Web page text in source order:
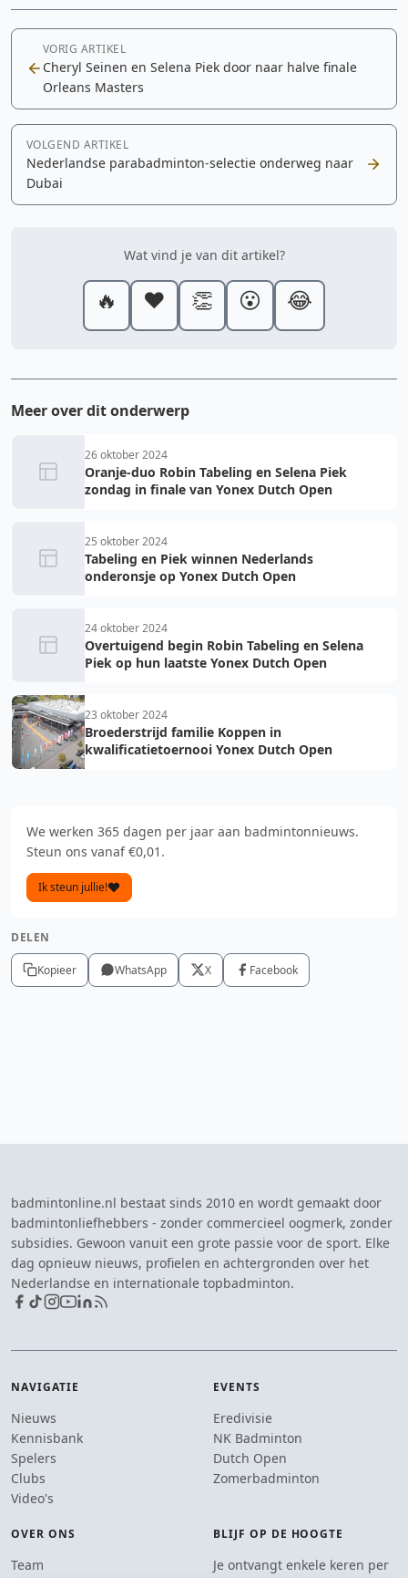
VORIG ARTIKEL
Cheryl Seinen en Selena Piek door naar halve finale
Orleans Masters
VOLGEND ARTIKEL
Nederlandse parabadminton-selectie onderweg naar
Dubai
Wat vind je van dit artikel?
🔥 ❤️ 👏 😮 😂
Meer over dit onderwerp
26 oktober 2024
Oranje-duo Robin Tabeling en Selena Piek
zondag in finale van Yonex Dutch Open
25 oktober 2024
Tabeling en Piek winnen Nederlands
onderonsje op Yonex Dutch Open
24 oktober 2024
Overtuigend begin Robin Tabeling en Selena
Piek op hun laatste Yonex Dutch Open
23 oktober 2024
Broederstrijd familie Koppen in
kwalificatietoernooi Yonex Dutch Open
We werken 365 dagen per jaar aan badmintonnieuws.
Steun ons vanaf €0,01.
Ik steun jullie!
DELEN
Kopieer WhatsApp X Facebook
badmintonline.nl bestaat sinds 2010 en wordt gemaakt door
badmintonliefhebbers - zonder commercieel oogmerk, zonder
subsidies. Gewoon vanuit een grote passie voor de sport. Elke
dag opnieuw nieuws, profielen en achtergronden over het
Nederlandse en internationale topbadminton.
NAVIGATIE
Nieuws
Kennisbank
Spelers
Clubs
Video's
EVENTS
Eredivisie
NK Badminton
Dutch Open
Zomerbadminton
OVER ONS
Team
BLIJF OP DE HOOGTE
Je ontvangt enkele keren per